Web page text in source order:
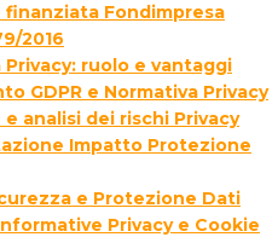
finanziata Fondimpresa
2016
Privacy: ruolo e vantaggi
GDPR e Normativa Privacy
analisi dei rischi Privacy
Impatto Protezione
e Protezione Dati
Privacy e Cookie